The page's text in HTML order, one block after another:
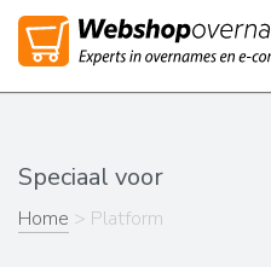
Speciaal voor
Home > Platform